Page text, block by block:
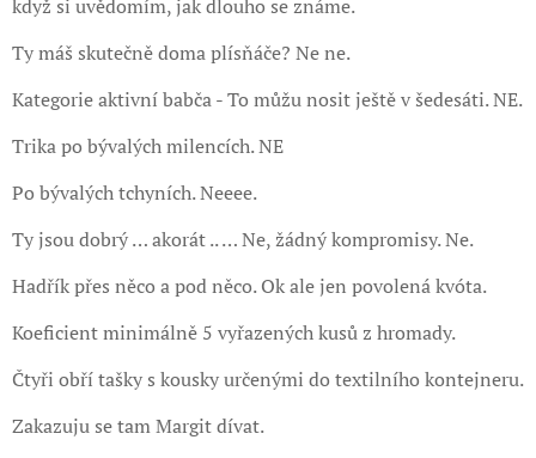
když si uvědomím, jak dlouho se známe.
Ty máš skutečně doma plísňáče? Ne ne.
Kategorie aktivní babča - To můžu nosit ještě v šedesáti. NE.
Trika po bývalých milencích. NE
Po bývalých tchyních. Neeee.
Ty jsou dobrý … akorát .. … Ne, žádný kompromisy. Ne.
Hadřík přes něco a pod něco. Ok ale jen povolená kvóta.
Koeficient minimálně 5 vyřazených kusů z hromady.
Čtyři obří tašky s kousky určenými do textilního kontejneru.
Zakazuju se tam Margit dívat.